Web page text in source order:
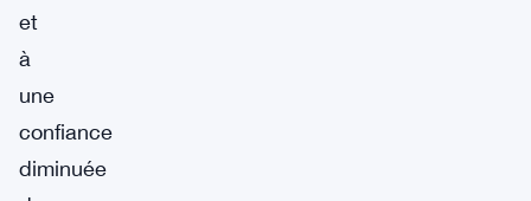
et
à
une
confiance
diminuée